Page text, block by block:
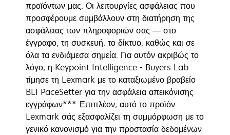
προϊόντων μας. Οι λειτουργίες ασφάλειας που
προσφέρουμε συμβάλλουν στη διατήρηση της
ασφάλειας των πληροφοριών σας — στο
έγγραφο, τη συσκευή, το δίκτυο, καθώς και σε
όλα τα ενδιάμεσα σημεία. Για αυτόν ακριβώς το
λόγο, η Keypoint Intelligence - Buyers Lab
τίμησε τη Lexmark με το καταξιωμένο βραβείο
BLI PaceSetter για την ασφάλεια απεικόνισης
εγγράφων***. Επιπλέον, αυτό το προϊόν
Lexmark σάς εξασφαλίζει τη συμμόρφωση με το
γενικό κανονισμό για την προστασία δεδομένων